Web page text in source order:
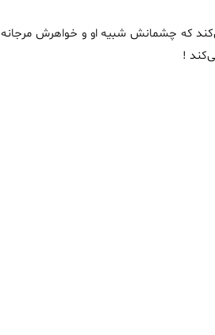
که چشمانش شبیه او و خواهرش مرجانه
!